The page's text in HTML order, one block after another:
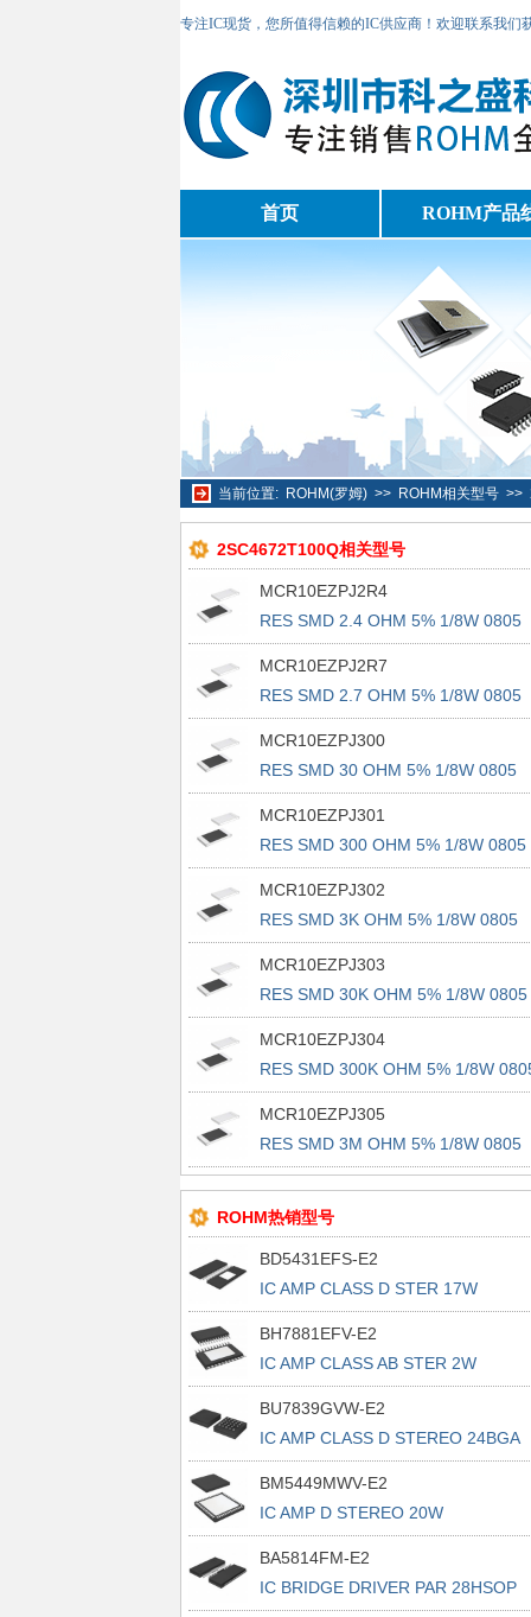
专注IC现货，您所值得信赖的IC供应商！欢迎联系我们
首页 ROHM产品
当前位置: ROHM(罗姆)>> ROHM相关型号>>
2SC4672T100Q相关型号
MCR10EZPJ2R4
RES SMD 2.4 OHM 5% 1/8W 0805
MCR10EZPJ2R7
RES SMD 2.7 OHM 5% 1/8W 0805
MCR10EZPJ300
RES SMD 30 OHM 5% 1/8W 0805
MCR10EZPJ301
RES SMD 300 OHM 5% 1/8W 0805
MCR10EZPJ302
RES SMD 3K OHM 5% 1/8W 0805
MCR10EZPJ303
RES SMD 30K OHM 5% 1/8W 0805
MCR10EZPJ304
RES SMD 300K OHM 5% 1/8W
MCR10EZPJ305
RES SMD 3M OHM 5% 1/8W 0805
ROHM热销型号
BD5431EFS-E2
IC AMP CLASS D STER 17W
44HTSSOP
BH7881EFV-E2
IC AMP CLASS AB STER 2W
24HTSSOP
BU7839GVW-E2
IC AMP CLASS D STEREO 24BGA
BM5449MWV-E2
IC AMP D STEREO 20W
UQFN056V7070
BA5814FM-E2
IC BRIDGE DRIVER PAR 28HSOP